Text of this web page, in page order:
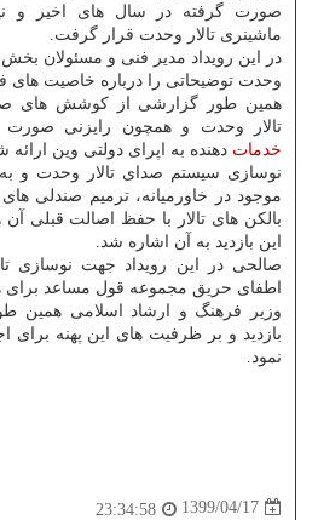
صورت گرفته در سال های اخیر و
ماشینری تالار وحدت قرار گرفت.
در این رویداد مدیر فنی و مسئولان بخش
وحدت توضیحاتی را درباره خاصیت های
همین طور گزارشی از کوشش های
تالار وحدت و همچون رایزنی
خدمات دهنده به اپرای دولتی وین ارائه
نوسازی سیستم صدای تالار وحدت و
موجود در خاورمیانه، ترمیم صندلی
بالکن های تالار با حفظ اصالت قبلی
این بازدید به آن اشاره شد.
صالحی در این رویداد جهت نوسازی
اطفای حریق مجموعه قول مساعد برای
وزیر فرهنگ و ارشاد اسلامی همین
بازدید و بر ظرفیت های این پهنه برای
نمود.
1399/04/17
23:34:58